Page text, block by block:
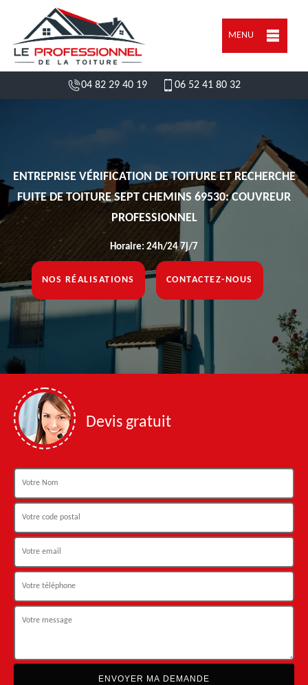
MENU
04 82 29 40 19 06 52 41 80 32
ENTREPRISE VÉRIFICATION DE TOITURE ET RECHERCHE
FUITE DE TOITURE SEPT CHEMINS 69530: COUVREUR
PROFESSIONNEL
Horaire: 24h/24 7j/7
NOS RÉALISATIONS CONTACTEZ-NOUS
Devis gratuit